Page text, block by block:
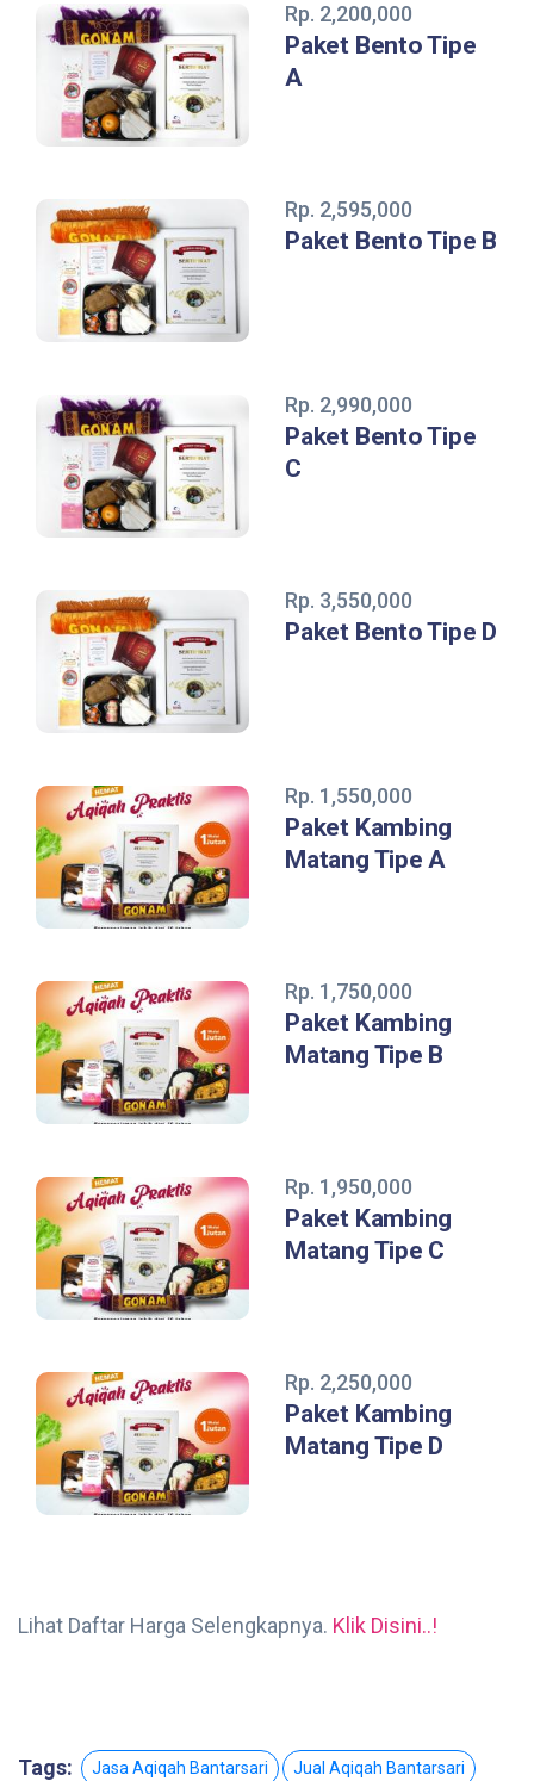
Rp. 2,200,000
Paket Bento Tipe
A
Rp. 2,595,000
Paket Bento Tipe B
Rp. 2,990,000
Paket Bento Tipe
C
Rp. 3,550,000
Paket Bento Tipe D
Rp. 1,550,000
Paket Kambing
Matang Tipe A
Rp. 1,750,000
Paket Kambing
Matang Tipe B
Rp. 1,950,000
Paket Kambing
Matang Tipe C
Rp. 2,250,000
Paket Kambing
Matang Tipe D
Lihat Daftar Harga Selengkapnya. Klik Disini..!
Tags: Jasa Aqiqah Bantarsari Jual Aqiqah Bantarsari